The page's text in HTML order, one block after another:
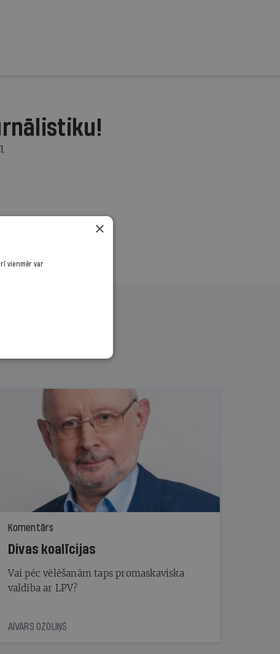
Komentārs
Divas koalīcijas
Vai pēc vēlēšanām taps promaskaviska
valdība ar LPV?
AIVARS OZOLIŅŠ
×
vienmēr var